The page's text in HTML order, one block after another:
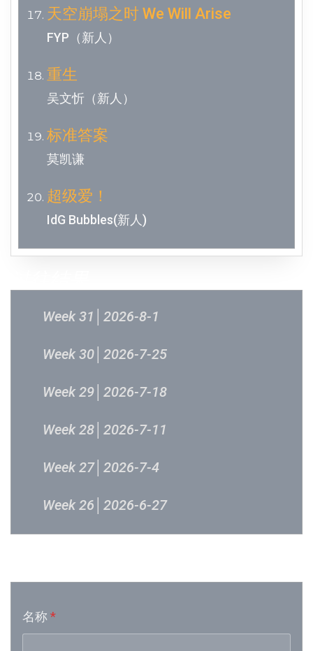
天空崩塌之时 We Will Arise
FYP（新人）
重生
吴文忻（新人）
标准答案
莫凯谦
超级爱！
IdG Bubbles(新人)
Week 31│2026-8-1
Week 30│2026-7-25
Week 29│2026-7-18
Week 28│2026-7-11
Week 27│2026-7-4
Week 26│2026-6-27
Week 23│2026-6-5
Week 21│2026-5-23
名称 *